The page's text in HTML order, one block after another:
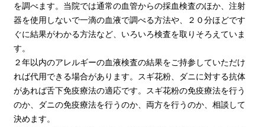
を調べます。当院では通常の血管からの採血検査のほか、注射
器を使用しないで一滴の血液で調べる方法や、２０分ほどです
ぐに結果がわかる方法など、いろいろ検査を取りそろえていま
す。
２年以内のアレルギーの血液検査の結果をご持参していただけ
れば代用できる場合があります。スギ花粉、ダニに対する抗体
があれば舌下免疫療法の適応です。スギ花粉の免疫療法を行う
のか、ダニの免疫療法を行うのか、両方を行うのか、相談して
決めます。